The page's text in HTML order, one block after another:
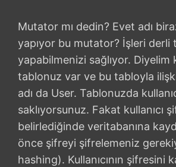
Mutator mı dedin? Evet adı
yapıyor bu mutator? İşleri derli
yapabilmenizi sağlıyor. Diyelim
tablonuz var ve bu tabloyla
adı da User. Tablonuzda
saklıyorsunuz. Fakat kullanıcı
belirlediğinde veritabanına
önce şifreyi şifrelemeniz
hashing). Kullanıcının şifresini